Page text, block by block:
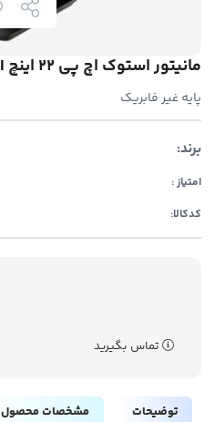
مانیتور استوک اچ پی 22 اینچ HP Z22I
پایه غیر فابریک
برند:
امتیاز :
کدکالا:
تماس بگیرید
توضیحات مشخصات محصول